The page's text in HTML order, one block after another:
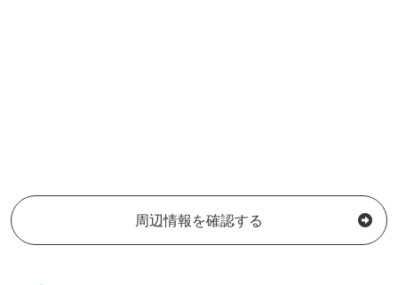
周辺情報を確認する